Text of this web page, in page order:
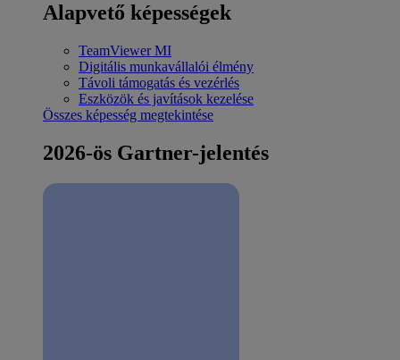
Alapvető képességek
TeamViewer MI
Digitális munkavállalói élmény
Távoli támogatás és vezérlés
Eszközök és javítások kezelése
Összes képesség megtekintése
2026-ös Gartner-jelentés